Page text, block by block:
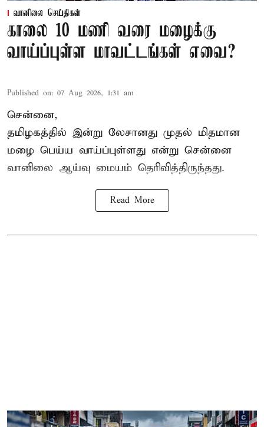
வானிலை செய்திகள்
காலை 10 மணி வரை மழைக்கு
வாய்ப்புள்ள மாவட்டங்கள் எவை?
Published on: 07 Aug 2026, 1:31 am
சென்னை,
தமிழகத்தில் இன்று லேசானது முதல் மிதமான
மழை பெய்ய வாய்ப்புள்ளது என்று சென்னை
வானிலை ஆய்வு மையம் தெரிவித்திருந்தது.
Read More